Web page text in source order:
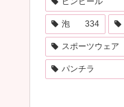
泡 334
スポーツウェア
パンチラ